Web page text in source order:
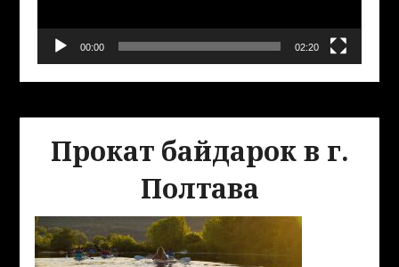
00:00 02:20
Прокат байдарок в г.
Полтава